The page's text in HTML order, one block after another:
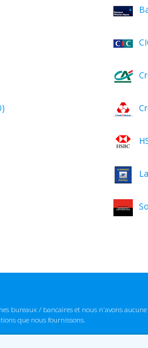
bureaux / bancaires et nous n'avons
que nous fournissons.